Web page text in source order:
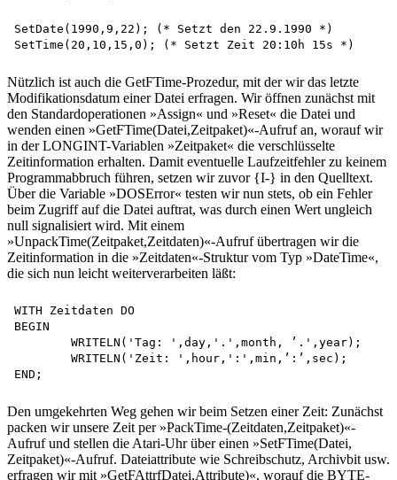
SetDate(1990,9,22); (* Setzt den 22.9.1990 *)
Nützlich ist auch die GetFTime-Prozedur, mit der wir das letzte
Modifikationsdatum einer Datei erfragen. Wir öffnen zunächst mit
den Standardoperationen »Assign« und »Reset« die Datei und
wenden einen »GetFTime(Datei,Zeitpaket)«-Aufruf an, worauf wir
in der LONGINT-Variablen »Zeitpaket« die verschlüsselte
Zeitinformation erhalten. Damit eventuelle Laufzeitfehler zu keinem
Programmabbruch führen, setzen wir zuvor {I-} in den Quelltext.
Über die Variable »DOSError« testen wir nun stets, ob ein Fehler
beim Zugriff auf die Datei auftrat, was durch einen Wert ungleich
null signalisiert wird. Mit einem
»UnpackTime(Zeitpaket,Zeitdaten)«-Aufruf übertragen wir die
Zeitinformation in die »Zeitdaten«-Struktur vom Typ »DateTime«,
die sich nun leicht weiterverarbeiten läßt:
WITH Zeitdaten DO
BEGIN
Den umgekehrten Weg gehen wir beim Setzen einer Zeit: Zunächst
packen wir unsere Zeit per »PackTime-(Zeitdaten,Zeitpaket)«-
Aufruf und stellen die Atari-Uhr über einen »SetFTime(Datei,
Zeitpaket)«-Aufruf. Dateiattribute wie Schreibschutz, Archivbit usw.
erfragen wir mit »GetFAttrfDatei,Attribute)«, worauf die BYTE-